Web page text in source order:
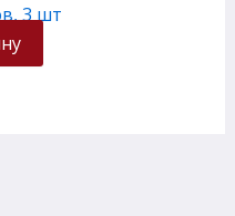
3 шт